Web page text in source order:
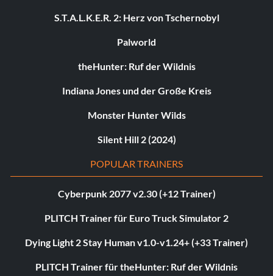
S.T.A.L.K.E.R. 2: Herz von Tschernobyl
Palworld
theHunter: Ruf der Wildnis
Indiana Jones und der Große Kreis
Monster Hunter Wilds
Silent Hill 2 (2024)
POPULAR TRAINERS
Cyberpunk 2077 v2.30 (+12 Trainer)
PLITCH Trainer für Euro Truck Simulator 2
Dying Light 2 Stay Human v1.0-v1.24+ (+33 Trainer)
PLITCH Trainer für theHunter: Ruf der Wildnis